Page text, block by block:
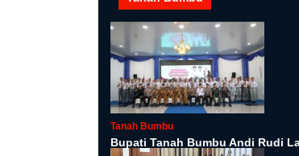
Tanah Bumbu
Bupati Tanah Bumbu Andi Rudi